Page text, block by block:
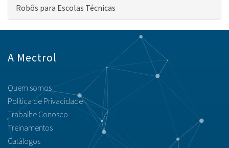
Robôs para Escolas Técnicas
A Mectrol
Quem somos
Política de Privacidade
Trabalhe Conosco
Treinamentos
Catálogos